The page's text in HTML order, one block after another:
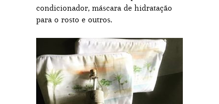
condicionador, máscara de hidratação
para o rosto e outros.